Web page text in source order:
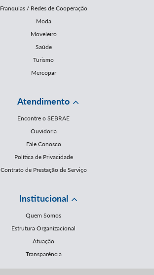
Franquias / Redes de Cooperação
Moda
Moveleiro
Saúde
Turismo
Mercopar
Atendimento
Encontre o SEBRAE
Ouvidoria
Fale Conosco
Política de Privacidade
Contrato de Prestação de Serviço
Institucional
Quem Somos
Estrutura Organizacional
Atuação
Transparência